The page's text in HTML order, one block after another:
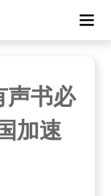
声书必
加速